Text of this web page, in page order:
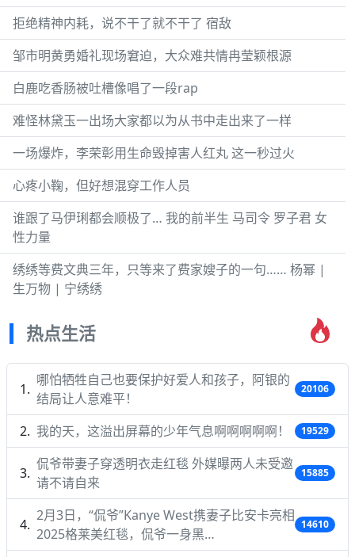
拒绝精神内耗，说不干了就不干了 宿敌
邹市明黄勇婚礼现场窘迫，大众难共情冉莹颖根源
白鹿吃香肠被吐槽像唱了一段rap
难怪林黛玉一出场大家都以为从书中走出来了一样
一场爆炸，李荣彰用生命毁掉害人红丸 这一秒过火
心疼小鞠，但好想混穿工作人员
谁跟了马伊琍都会顺极了… 我的前半生 马司令 罗子君 女
性力量
绣绣等费文典三年，只等来了费家嫂子的一句…… 杨幂 |
生万物 | 宁绣绣
热点生活
哪怕牺牲自己也要保护好爱人和孩子，阿银的
结局让人意难平！
20106
我的天，这溢出屏幕的少年气息啊啊啊啊啊！ 19529
侃爷带妻子穿透明衣走红毯 外媒曝两人未受邀
请不请自来
15885
2月3日，“侃爷”Kanye West携妻子比安卡亮相
2025格莱美红毯，侃爷一身黑…
14610